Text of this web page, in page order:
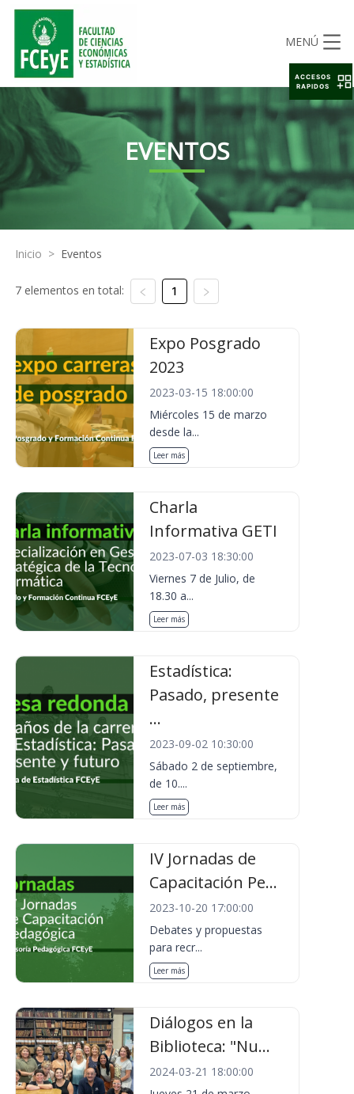
MENÚ
EVENTOS
Inicio > Eventos
7 elementos en total: 1
Expo Posgrado
2023
2023-03-15 18:00:00
Miércoles 15 de marzo
desde la...
Leer más
Charla
Informativa GETI
2023-07-03 18:30:00
Viernes 7 de Julio, de
18.30 a...
Leer más
Estadística:
Pasado, presente
...
2023-09-02 10:30:00
Sábado 2 de septiembre,
de 10....
Leer más
IV Jornadas de
Capacitación Pe...
2023-10-20 17:00:00
Debates y propuestas
para recr...
Leer más
Diálogos en la
Biblioteca: "Nu...
2024-03-21 18:00:00
ACCESOS
RAPIDOS